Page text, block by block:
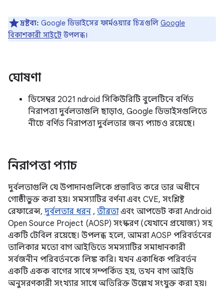
দ্রষ্টব্য: Google ডিভাইসের ফার্মওয়্যার চিত্রগুলি Google
বিকাশকারী সাইটে উপলব্ধ।
ঘোষণা
ডিসেম্বর 2021 ndroid সিকিউরিটি বুলেটিনে বর্ণিত
নিরাপত্তা দুর্বলতাগুলি ছাড়াও, Google ডিভাইসগুলিতে
নীচে বর্ণিত নিরাপত্তা দুর্বলতার জন্য প্যাচও রয়েছে।
নিরাপত্তা প্যাচ
দুর্বলতাগুলি যে উপাদানগুলিকে প্রভাবিত করে তার অধীনে
গোষ্ঠীভুক্ত করা হয়। সমস্যাটির বর্ণনা এবং CVE, সংশ্লিষ্ট
রেফারেন্স, দুর্বলতার ধরন , তীব্রতাএবং আপডেট করা Android
Open Source Project (AOSP) সংস্করণ (যেখানে প্রযোজ্য) সহ
একটি টেবিল রয়েছে। উপলব্ধ হলে, আমরা AOSP পরিবর্তনের
তালিকার মতো বাগ আইডিতে সমস্যাটির সমাধানকারী
সর্বজনীন পরিবর্তনকে লিঙ্ক করি। যখন একাধিক পরিবর্তন
একটি একক বাগের সাথে সম্পর্কিত হয়, তখন বাগ আইডি
অনুসরণকারী সংখ্যার সাথে অতিরিক্ত উল্লেখ সংযুক্ত করা হয়।